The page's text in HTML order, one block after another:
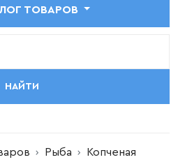
ТОВАРОВ
НАЙТИ
Рыба
Копченая